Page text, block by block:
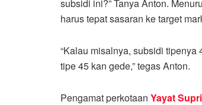
subsidi ini?” Tanya Anton.
harus tepat sasaran ke target
“Kalau misalnya, subsidi
tipe 45 kan gede,” tegas Anton.
Pengamat perkotaan Yayat